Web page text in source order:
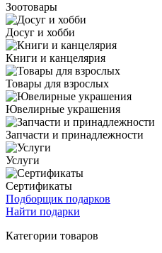
Зоотовары
Досуг и хобби
Книги и канцелярия
Товары для взрослых
Ювелирные украшения
Запчасти и принадлежности
Услуги
Сертификаты
Подборщик подарков
Найти подарки
Категории товаров